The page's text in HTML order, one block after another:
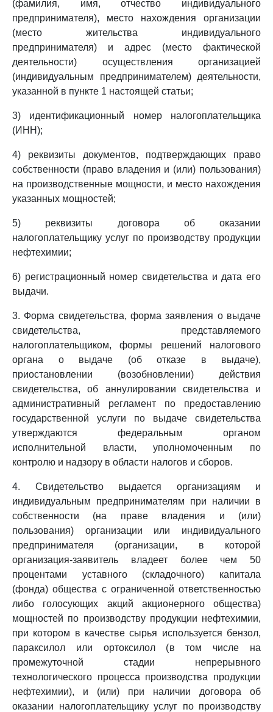
(фамилия, имя, отчество индивидуального
предпринимателя), место нахождения организации
(место жительства индивидуального
предпринимателя) и адрес (место фактической
деятельности) осуществления организацией
(индивидуальным предпринимателем) деятельности,
указанной в пункте 1 настоящей статьи;
3) идентификационный номер налогоплательщика
(ИНН);
4) реквизиты документов, подтверждающих право
собственности (право владения и (или) пользования)
на производственные мощности, и место нахождения
указанных мощностей;
5) реквизиты договора об оказании
налогоплательщику услуг по производству продукции
нефтехимии;
6) регистрационный номер свидетельства и дата его
выдачи.
3. Форма свидетельства, форма заявления о выдаче
свидетельства, представляемого
налогоплательщиком, формы решений налогового
органа о выдаче (об отказе в выдаче),
приостановлении (возобновлении) действия
свидетельства, об аннулировании свидетельства и
административный регламент по предоставлению
государственной услуги по выдаче свидетельства
утверждаются федеральным органом
исполнительной власти, уполномоченным по
контролю и надзору в области налогов и сборов.
4. Свидетельство выдается организациям и
индивидуальным предпринимателям при наличии в
собственности (на праве владения и (или)
пользования) организации или индивидуального
предпринимателя (организации, в которой
организация-заявитель владеет более чем 50
процентами уставного (складочного) капитала
(фонда) общества с ограниченной ответственностью
либо голосующих акций акционерного общества)
мощностей по производству продукции нефтехимии,
при котором в качестве сырья используется бензол,
параксилол или ортоксилол (в том числе на
промежуточной стадии непрерывного
технологического процесса производства продукции
нефтехимии), и (или) при наличии договора об
оказании налогоплательщику услуг по производству